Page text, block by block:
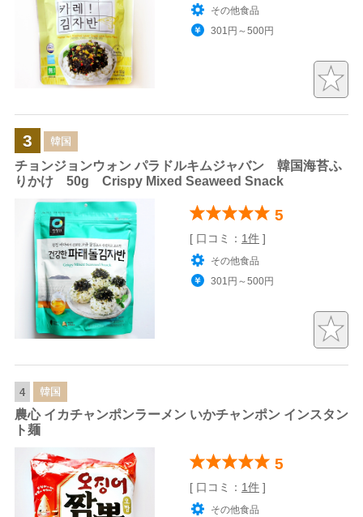
その他食品
301円～500円
3 韓国
チョンジョンウォン パラドルキムジャバン 韓国海苔ふ
りかけ 50g Crispy Mixed Seaweed Snack
5
[ 口コミ： 1件 ]
その他食品
301円～500円
4 韓国
農心 イカチャンポンラーメン いかチャンポン インスタン
ト麺
5
[ 口コミ： 1件 ]
その他食品